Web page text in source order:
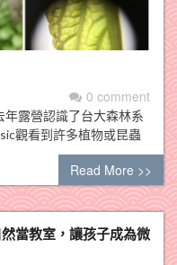
0 comment
露營認識了台大森林系
觀看到許多植物或昆蟲
Read More >>
當教室，讓孩子成為微